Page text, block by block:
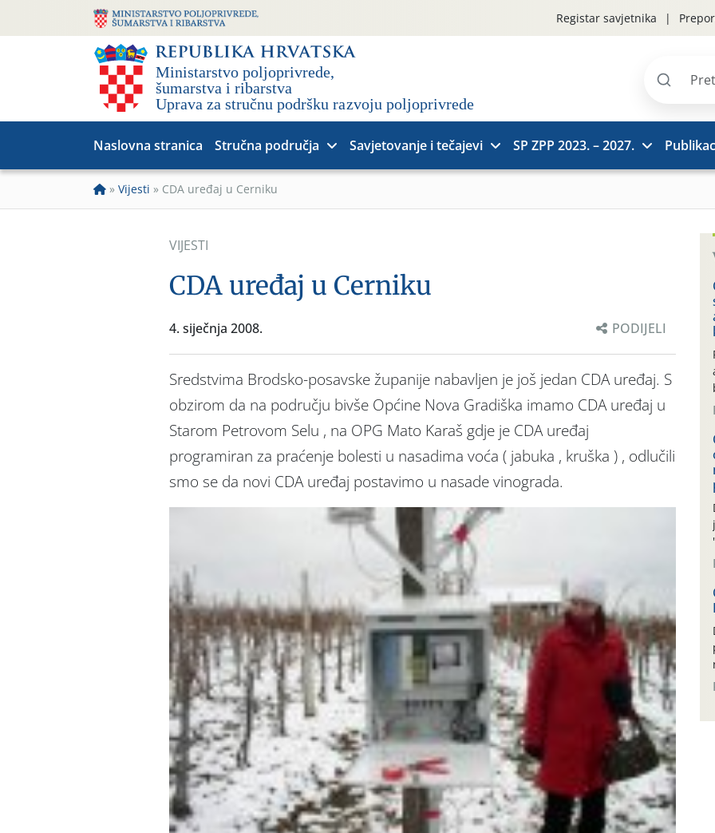
Registar savjetnika
Pretraži
Naslovna stranica Stručna područja Savjetovanje i tečajevi SP ZPP 2023. – 2027.
» Vijesti » CDA uređaj u Cerniku
VIJESTI
CDA uređaj u Cerniku
4. siječnja 2008. PODIJELI
Sredstvima Brodsko-posavske županije nabavljen je još jedan CDA uređaj. S
obzirom da na području bivše Općine Nova Gradiška imamo CDA uređaj u
Starom Petrovom Selu , na OPG Mato Karaš gdje je CDA uređaj
programiran za praćenje bolesti u nasadima voća ( jabuka , kruška ) , odlučili
smo se da novi CDA uređaj postavimo u nasade vinograda.